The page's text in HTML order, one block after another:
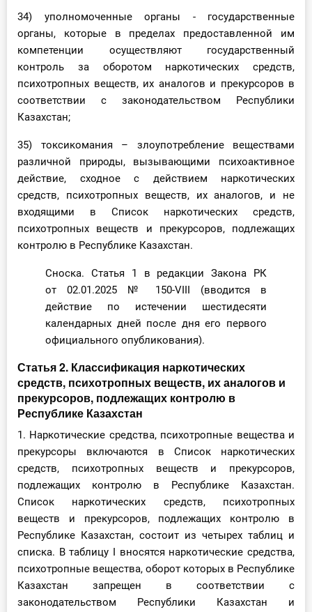
34) уполномоченные органы - государственные
органы, которые в пределах предоставленной им
компетенции осуществляют государственный
контроль за оборотом наркотических средств,
психотропных веществ, их аналогов и прекурсоров в
соответствии с законодательством Республики
Казахстан;
35) токсикомания – злоупотребление веществами
различной природы, вызывающими психоактивное
действие, сходное с действием наркотических
средств, психотропных веществ, их аналогов, и не
входящими в Список наркотических средств,
психотропных веществ и прекурсоров, подлежащих
контролю в Республике Казахстан.
Сноска. Статья 1 в редакции Закона РК
от 02.01.2025 № 150-VIII (вводится в
действие по истечении шестидесяти
календарных дней после дня его первого
официального опубликования).
Статья 2. Классификация наркотических
средств, психотропных веществ, их аналогов и
прекурсоров, подлежащих контролю в
Республике Казахстан
1. Наркотические средства, психотропные вещества и
прекурсоры включаются в Список наркотических
средств, психотропных веществ и прекурсоров,
подлежащих контролю в Республике Казахстан.
Список наркотических средств, психотропных
веществ и прекурсоров, подлежащих контролю в
Республике Казахстан, состоит из четырех таблиц и
списка. В таблицу І вносятся наркотические средства,
психотропные вещества, оборот которых в Республике
Казахстан запрещен в соответствии с
законодательством Республики Казахстан и